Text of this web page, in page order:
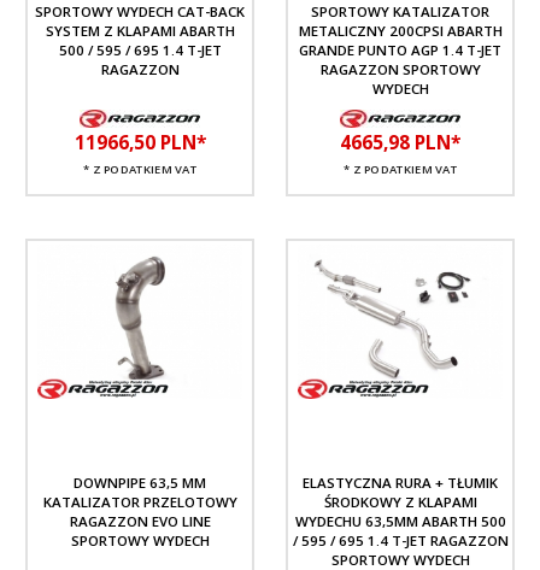
SPORTOWY WYDECH CAT-BACK
SYSTEM Z KLAPAMI ABARTH
500 / 595 / 695 1.4 T-JET
RAGAZZON
11966,50 PLN*
* Z PODATKIEM VAT
SPORTOWY KATALIZATOR
METALICZNY 200CPSI ABARTH
GRANDE PUNTO AGP 1.4 T-JET
RAGAZZON SPORTOWY
WYDECH
4665,98 PLN*
* Z PODATKIEM VAT
DOWNPIPE 63,5 MM
KATALIZATOR PRZELOTOWY
RAGAZZON EVO LINE
SPORTOWY WYDECH
ELASTYCZNA RURA + TŁUMIK
ŚRODKOWY Z KLAPAMI
WYDECHU 63,5MM ABARTH 500
/ 595 / 695 1.4 T-JET RAGAZZON
SPORTOWY WYDECH